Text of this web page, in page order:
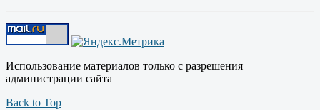
Использование материалов только с разрешения
администрации сайта
Back to Top